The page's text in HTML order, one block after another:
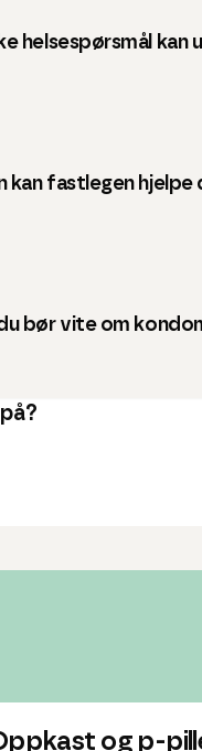
helsespørsmål kan
kan fastlegen hjelpe
bør vite om
og p-